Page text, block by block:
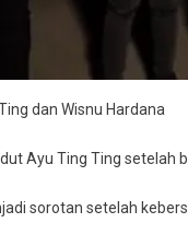
dan Wisnu Hardana
Ayu Ting Ting setelah
sorotan setelah